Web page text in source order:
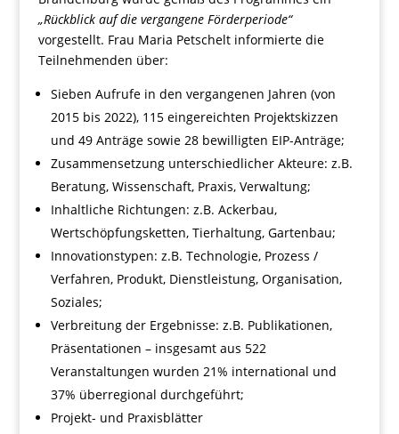
„Rückblick auf die vergangene Förderperiode“
vorgestellt. Frau Maria Petschelt informierte die
Teilnehmenden über:
Sieben Aufrufe in den vergangenen Jahren (von
2015 bis 2022), 115 eingereichten Projektskizzen
und 49 Anträge sowie 28 bewilligten EIP-Anträge;
Zusammensetzung unterschiedlicher Akteure: z.B.
Beratung, Wissenschaft, Praxis, Verwaltung;
Inhaltliche Richtungen: z.B. Ackerbau,
Wertschöpfungsketten, Tierhaltung, Gartenbau;
Innovationstypen: z.B. Technologie, Prozess /
Verfahren, Produkt, Dienstleistung, Organisation,
Soziales;
Verbreitung der Ergebnisse: z.B. Publikationen,
Präsentationen – insgesamt aus 522
Veranstaltungen wurden 21% international und
37% überregional durchgeführt;
Projekt- und Praxisblätter